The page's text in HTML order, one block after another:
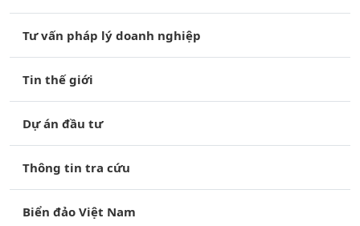
Tư vấn pháp lý doanh nghiệp
Tin thế giới
Dự án đầu tư
Thông tin tra cứu
Biển đảo Việt Nam